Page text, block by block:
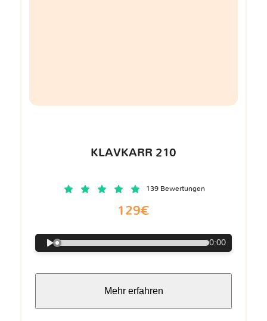
KLAVKARR 210
139 Bewertungen
129€
0:00
Mehr erfahren